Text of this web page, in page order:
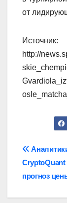
от
Источник:
http://
по
прогноз